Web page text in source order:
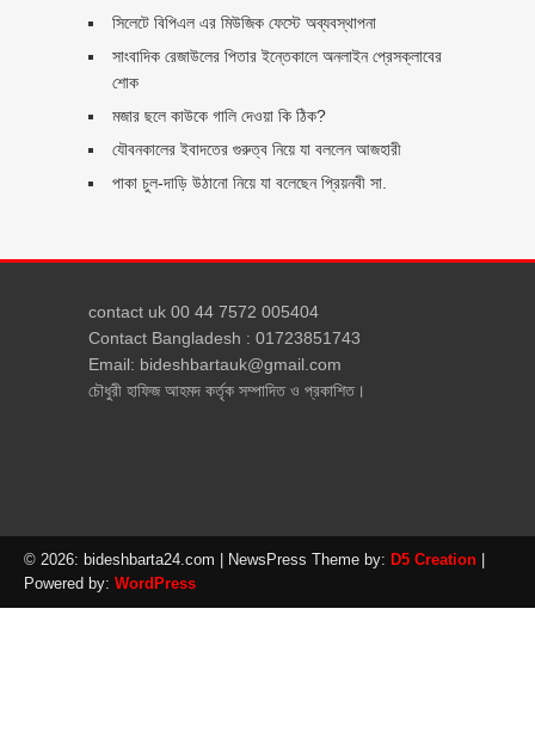
সিলেটে বিপিএল এর মিউজিক ফেস্টে অব্যবস্থাপনা
সাংবাদিক রেজাউলের পিতার ইন্তেকালে অনলাইন প্রেসক্লাবের
শোক
মজার ছলে কাউকে গালি দেওয়া কি ঠিক?
যৌবনকালের ইবাদতের গুরুত্ব নিয়ে যা বললেন আজহারী
পাকা চুল-দাড়ি উঠানো নিয়ে যা বলেছেন প্রিয়নবী সা.
contact uk 00 44 7572 005404
Contact Bangladesh : 01723851743
Email: bideshbartauk@gmail.com
চৌধুরী হাফিজ আহমদ কর্তৃক সম্পাদিত ও প্রকাশিত।
© 2026: bideshbarta24.com | NewsPress Theme by: D5 Creation
Powered by: WordPress